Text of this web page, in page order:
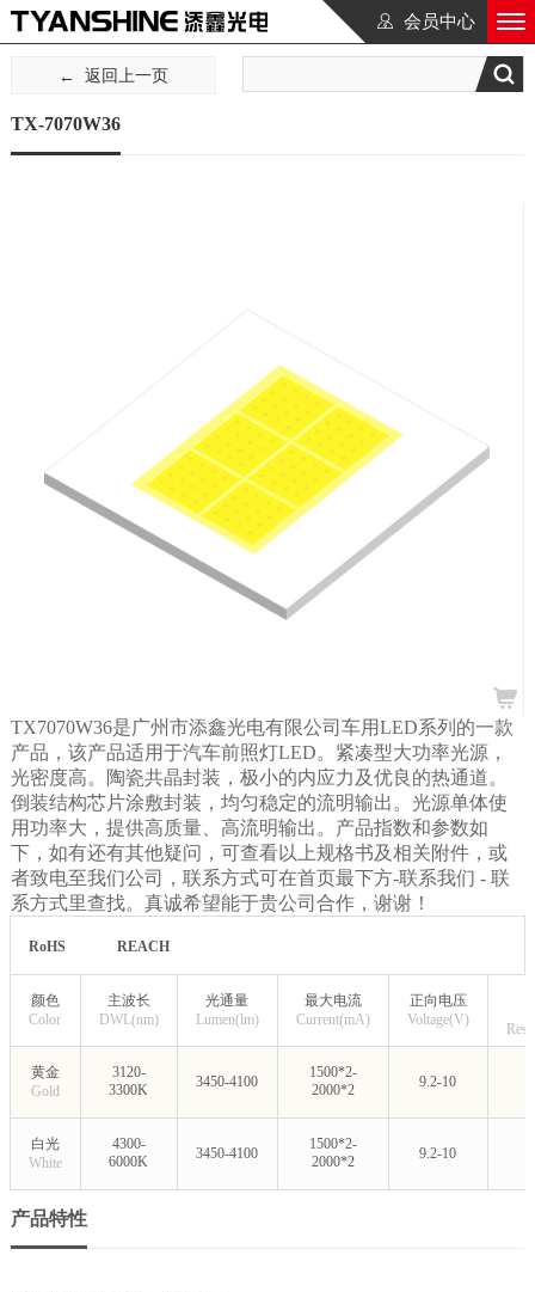
会员中心
返回上一页
TX-7070W36
TX7070W36是广州市添鑫光电有限公司车用LED系列的一款
产品，该产品适用于汽车前照灯LED。紧凑型大功率光源，
光密度高。陶瓷共晶封装，极小的内应力及优良的热通道。
倒装结构芯片涂敷封装，均匀稳定的流明输出。光源单体使
用功率大，提供高质量、高流明输出。产品指数和参数如
下，如有还有其他疑问，可查看以上规格书及相关附件，或
者致电至我们公司，联系方式可在首页最下方-联系我们 - 联
系方式里查找。真诚希望能于贵公司合作，谢谢！
RoHS REACH
颜色
Color
主波长
DWL(nm)
光通量
Lumen(lm)
最大电流
Current(mA)
正向电压
Voltage(V)
黄金
Gold
3120-
3300K
3450-4100
1500*2-
2000*2
9.2-10
白光
White
4300-
6000K
3450-4100
1500*2-
2000*2
9.2-10
产品特性